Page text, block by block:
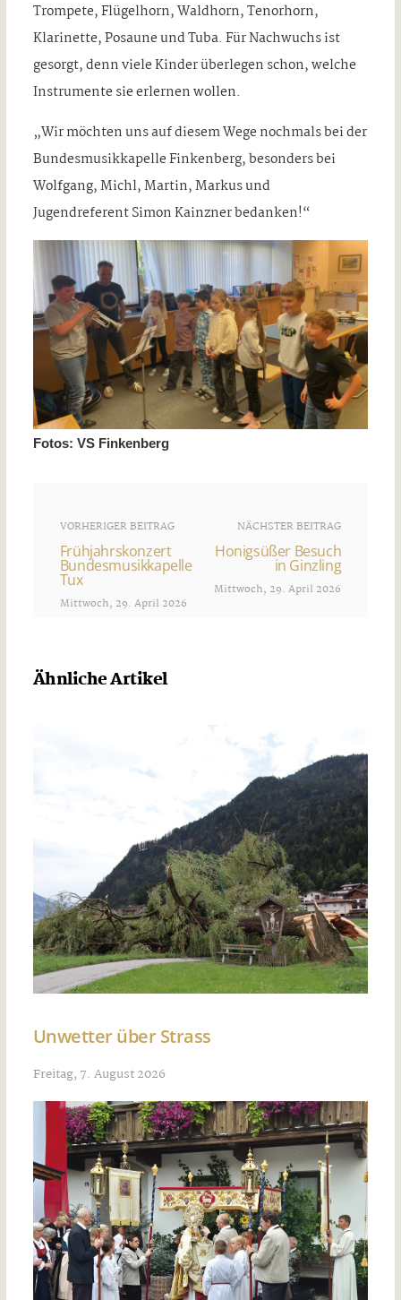
Trompete, Flügelhorn, Waldhorn, Tenorhorn,
Klarinette, Posaune und Tuba. Für Nachwuchs ist
gesorgt, denn viele Kinder überlegen schon, welche
Instrumente sie erlernen wollen.
„Wir möchten uns auf diesem Wege nochmals bei der
Bundesmusikkapelle Finkenberg, besonders bei
Wolfgang, Michl, Martin, Markus und
Jugendreferent Simon Kainzner bedanken!“
Fotos: VS Finkenberg
VORHERIGER BEITRAG
Frühjahrskonzert
Bundesmusikkapelle
Tux
Mittwoch, 29. April 2026
NÄCHSTER BEITRAG
Honigsüßer Besuch
in Ginzling
Mittwoch, 29. April 2026
Ähnliche Artikel
Unwetter über Strass
Freitag, 7. August 2026